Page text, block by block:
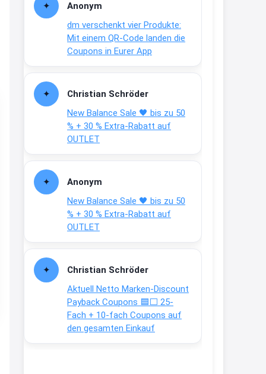
Anonym
dm verschenkt vier Produkte:
Mit einem QR-Code landen die
Coupons in Eurer App
Christian Schröder
New Balance Sale 🖤 bis zu 50
% + 30 % Extra-Rabatt auf
OUTLET
Anonym
New Balance Sale 🖤 bis zu 50
% + 30 % Extra-Rabatt auf
OUTLET
Christian Schröder
Aktuell Netto Marken-Discount
Payback Coupons 🟦⬜ 25-
Fach + 10-fach Coupons auf
den gesamten Einkauf
www.linda.de/vorteile/coupons/...
2:21
↩
Gratis Hitzewarn-Aufkleber /
verfärbt sich ab 28 Grad /siehe
Text weiter unten
shop.bioeg.de/aufkleber-
achtun...
↩
Joachim
Gratis personalisierte 7-Tage
Ration Micronährstoffe/ Vitamine
↩
Joachim